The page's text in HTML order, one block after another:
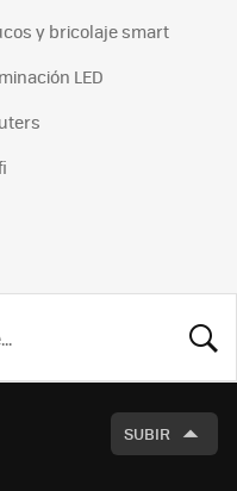
y bricolaje smart
LED
SUBIR